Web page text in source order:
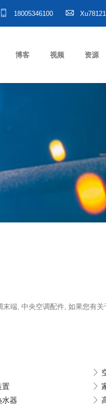
18005346100
博客 视频 资源
端, 中央空调配件, 如果您有
置
水器